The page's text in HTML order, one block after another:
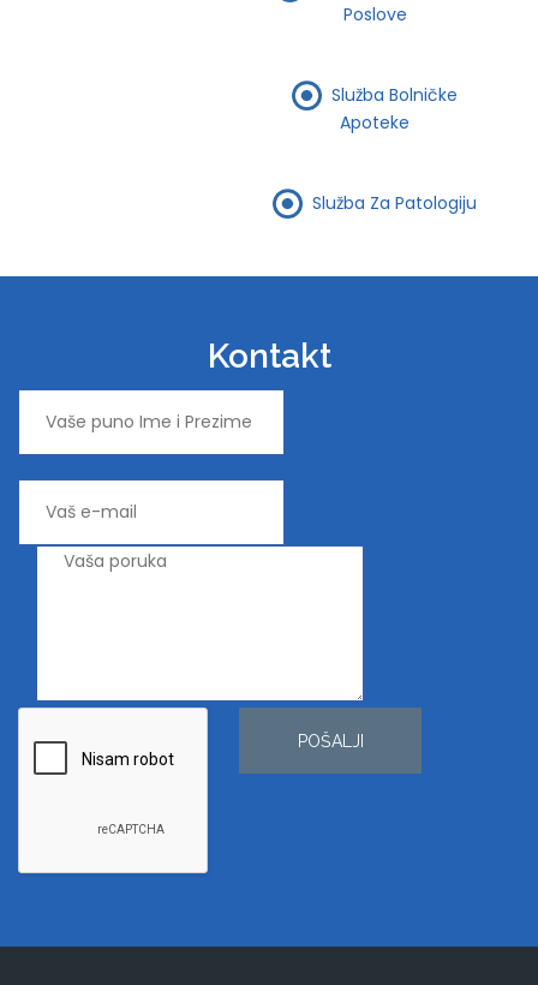
Poslove
Služba Bolničke
Apoteke
Služba Za Patologiju
Kontakt
POŠALJI